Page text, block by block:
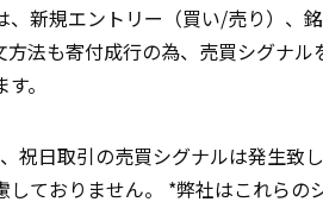
、新規エントリー（買い/売り）、
法も寄付成行の為、売買シグナル
。
祝日取引の売買シグナルは発生致
ておりません。 *弊社はこれらの